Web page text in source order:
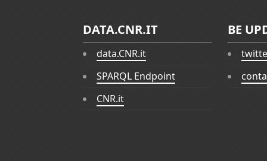
DATA.CNR.IT
data.CNR.it
SPARQL Endpoint
CNR.it
BE